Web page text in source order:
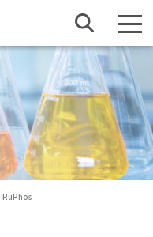
RuPhos